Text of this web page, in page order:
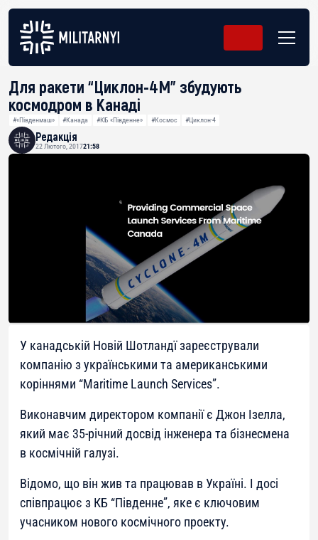
Для ракети “Циклон-4М” збудують
космодром в Канаді
#«Південмаш» #Канада #КБ «Південне» #Космос #Циклон-4
Редакція
22 Лютого, 201721:58
У канадській Новій Шотландї зареєстрували
компанію з українськими та американськими
коріннями “Maritime Launch Services”.
Виконавчим директором компанії є Джон Ізелла,
який має 35-річний досвід інженера та бізнесмена
в космічній галузі.
Відомо, що він жив та працював в Україні. І досі
співпрацює з КБ “Південне”, яке є ключовим
учасником нового космічного проекту.